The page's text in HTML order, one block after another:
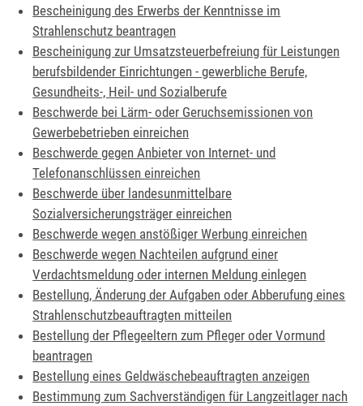
Bescheinigung des Erwerbs der Kenntnisse im
Strahlenschutz beantragen
Bescheinigung zur Umsatzsteuerbefreiung für Leistungen
berufsbildender Einrichtungen - gewerbliche Berufe,
Gesundheits-, Heil- und Sozialberufe
Beschwerde bei Lärm- oder Geruchsemissionen von
Gewerbebetrieben einreichen
Beschwerde gegen Anbieter von Internet- und
Telefonanschlüssen einreichen
Beschwerde über landesunmittelbare
Sozialversicherungsträger einreichen
Beschwerde wegen anstößiger Werbung einreichen
Beschwerde wegen Nachteilen aufgrund einer
Verdachtsmeldung oder internen Meldung einlegen
Bestellung, Änderung der Aufgaben oder Abberufung eines
Strahlenschutzbeauftragten mitteilen
Bestellung der Pflegeeltern zum Pfleger oder Vormund
beantragen
Bestellung eines Geldwäschebeauftragten anzeigen
Bestimmung zum Sachverständigen für Langzeitlager nach